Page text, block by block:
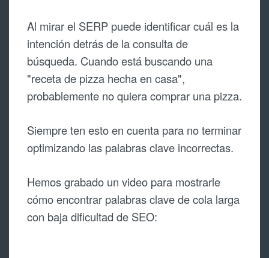
Al mirar el SERP puede identificar cuál es la
intención detrás de la consulta de
búsqueda. Cuando está buscando una
"receta de pizza hecha en casa",
probablemente no quiera comprar una pizza.
Siempre ten esto en cuenta para no terminar
optimizando las palabras clave incorrectas.
Hemos grabado un video para mostrarle
cómo encontrar palabras clave de cola larga
con baja dificultad de SEO: